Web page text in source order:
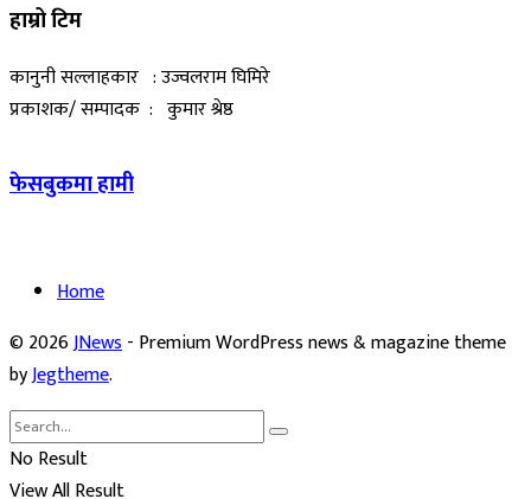
हाम्रो टिम
कानुनी सल्लाहकार : उज्वलराम घिमिरे
प्रकाशक/ सम्पादक : कुमार श्रेष्ठ
फेसबुकमा हामी
Home
© 2026JNews- Premium WordPress news & magazine theme
byJegtheme.
No Result
View All Result